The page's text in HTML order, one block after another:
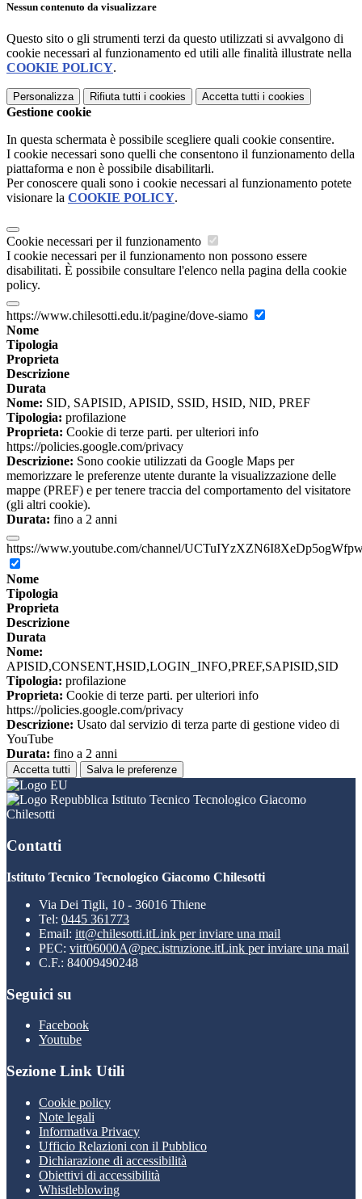
Nessun contenuto da visualizzare
Questo sito o gli strumenti terzi da questo utilizzati si avvalgono di
cookie necessari al funzionamento ed utili alle finalità illustrate nella
COOKIE POLICY.
Personalizza Rifiuta tutti i cookies Accetta tutti i cookies
Gestione cookie
In questa schermata è possibile scegliere quali cookie consentire.
I cookie necessari sono quelli che consentono il funzionamento della
piattaforma e non è possibile disabilitarli.
Per conoscere quali sono i cookie necessari al funzionamento potete
visionare la COOKIE POLICY.
Cookie necessari per il funzionamento
I cookie necessari per il funzionamento non possono essere
disabilitati. È possibile consultare l'elenco nella pagina della cookie
policy.
https://www.chilesotti.edu.it/pagine/dove-siamo
Nome
Tipologia
Proprieta
Descrizione
Durata
Nome: SID, SAPISID, APISID, SSID, HSID, NID, PREF
Tipologia: profilazione
Proprieta: Cookie di terze parti. per ulteriori info
https://policies.google.com/privacy
Descrizione: Sono cookie utilizzati da Google Maps per
memorizzare le preferenze utente durante la visualizzazione delle
mappe (PREF) e per tenere traccia del comportamento del visitatore
(gli altri cookie).
Durata: fino a 2 anni
https://www.youtube.com/channel/
Nome
Tipologia
Proprieta
Descrizione
Durata
Nome:
APISID,CONSENT,HSID,LOGIN_INFO,PREF,SAPISID,SID
Tipologia: profilazione
Proprieta: Cookie di terze parti. per ulteriori info
https://policies.google.com/privacy
Descrizione: Usato dal servizio di terza parte di gestione video di
YouTube
Durata: fino a 2 anni
Accetta tutti Salva le preferenze
Istituto Tecnico Tecnologico Giacomo
Chilesotti
Contatti
Istituto Tecnico Tecnologico Giacomo Chilesotti
Via Dei Tigli, 10 - 36016 Thiene
Tel: 0445 361773
Email: itt@chilesotti.itLink per inviare una mail
PEC: vitf06000A@pec.istruzione.itLink per inviare una mail
C.F.: 84009490248
Seguici su
Facebook
Youtube
Sezione Link Utili
Cookie policy
Note legali
Informativa Privacy
Ufficio Relazioni con il Pubblico
Dichiarazione di accessibilità
Obiettivi di accessibilità
Whistleblowing